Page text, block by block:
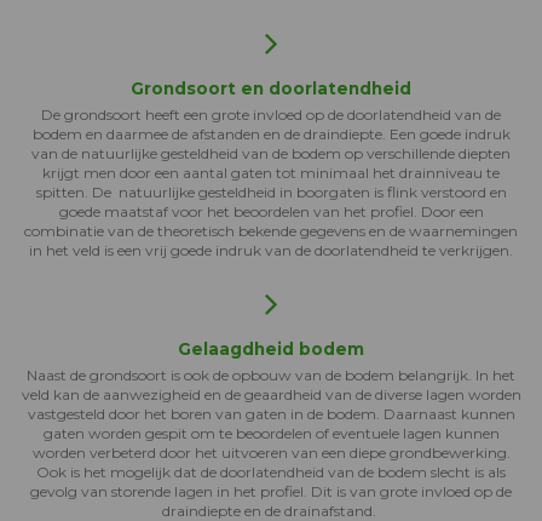
Grondsoort en doorlatendheid
De grondsoort heeft een grote invloed op de doorlatendheid van de
bodem en daarmee de afstanden en de draindiepte. Een goede indruk
van de natuurlijke gesteldheid van de bodem op verschillende diepten
krijgt men door een aantal gaten tot minimaal het drainniveau te
spitten. De natuurlijke gesteldheid in boorgaten is flink verstoord en
goede maatstaf voor het beoordelen van het profiel. Door een
combinatie van de theoretisch bekende gegevens en de waarnemingen
in het veld is een vrij goede indruk van de doorlatendheid te verkrijgen.
Gelaagdheid bodem
Naast de grondsoort is ook de opbouw van de bodem belangrijk. In het
veld kan de aanwezigheid en de geaardheid van de diverse lagen worden
vastgesteld door het boren van gaten in de bodem. Daarnaast kunnen
gaten worden gespit om te beoordelen of eventuele lagen kunnen
worden verbeterd door het uitvoeren van een diepe grondbewerking.
Ook is het mogelijk dat de doorlatendheid van de bodem slecht is als
gevolg van storende lagen in het profiel. Dit is van grote invloed op de
draindiepte en de drainafstand.